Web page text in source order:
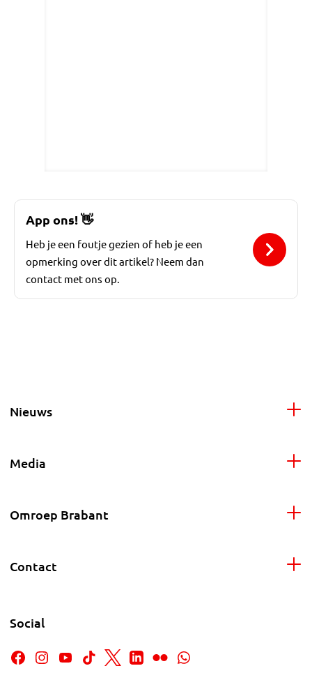
App ons!👋
Heb je een foutje gezien of heb je een
opmerking over dit artikel? Neem dan
contact met ons op.
Nieuws
Media
Omroep Brabant
Contact
Social